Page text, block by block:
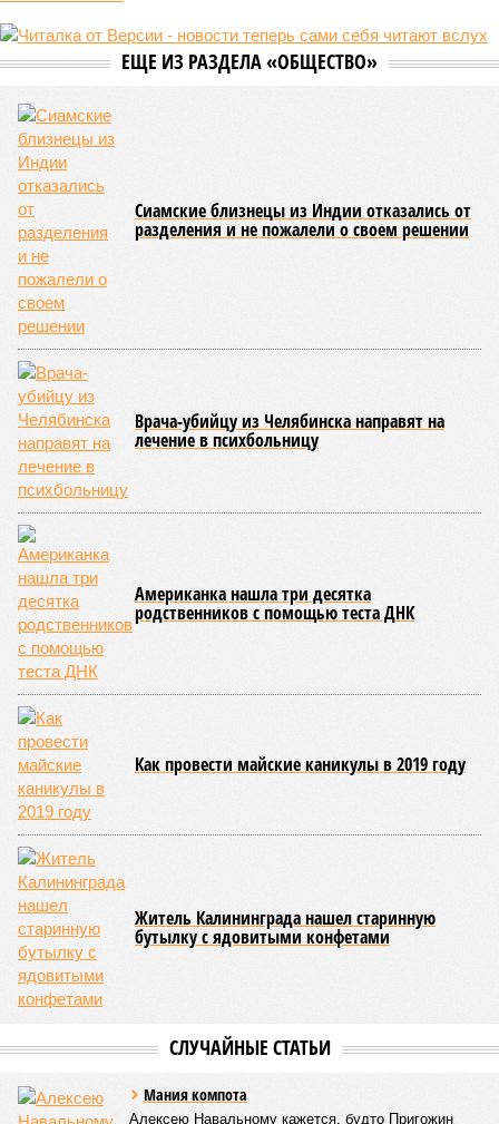
РассказСтивена Кинга, в котором описывались
последствия очередного апокалипсиса, искусственно
этой мерзости». В реальной жизни участия пытливых
исследователей в организации конца света может не
понадобиться: природа сама разберётся, как и где
уменьшить масштабы человеческой популяции.
(фото: en.wikipedia.org)
Да, наша любимая маленькая планета может быть
единственной, где в пределах Солнечной системы есть
полноценная жизнь, но Земля также регулярно пытается
эту жизнь уничтожить. Так уж вышло, что внутренние
процессы на планете включают в себя всевозможные
геологические, метеорологические и физические явления,
которые для человека довольно опасны. Или попросту
смертельны. И вот несколько тому примеров.
Все стихии сразу
Около 100 лет назад в Поднебесной приключилось то, что
у нас назвали бы тридцатью тремя несчастьями. Страну
последовательно поразили: многолетняя засуха, страшный
паводок, невероятные ливни. Несколько миллионов
человек не пережили этот разгул стихий. Вот что тогда
приключилось.
Зима 1931 года выдалась в Китае чрезвычайно
продолжительной и суровой. Снега образовалось огромное
количество – казалось бы, хороший знак после периода
великой суши, продолжавшегося с 1928-го. Но всё
обратилось катастрофой. Снег растаял, устремился в реки,
начался небывалый паводок, быстро обернувшийся
страшным наводнением, которое обильные весенние ливни
только усугубили. К июню всё это преобразовалось в
массовый потоп, в июле же Китай в дополнение накрыло
сразу девятью циклонами. Последствия оказались
невообразимыми: наводнение погребло под собой
территорию в 180 тыс. квадратных километров, что равно
по площади Карелии, шести Курским или Калужским
областям, десятку Чуваший.
В общем, недаром события 1931-го находятся на первом
когда-либо происходивших на планете. Число
пострадавших в тот год достигло 53 млн человек, число